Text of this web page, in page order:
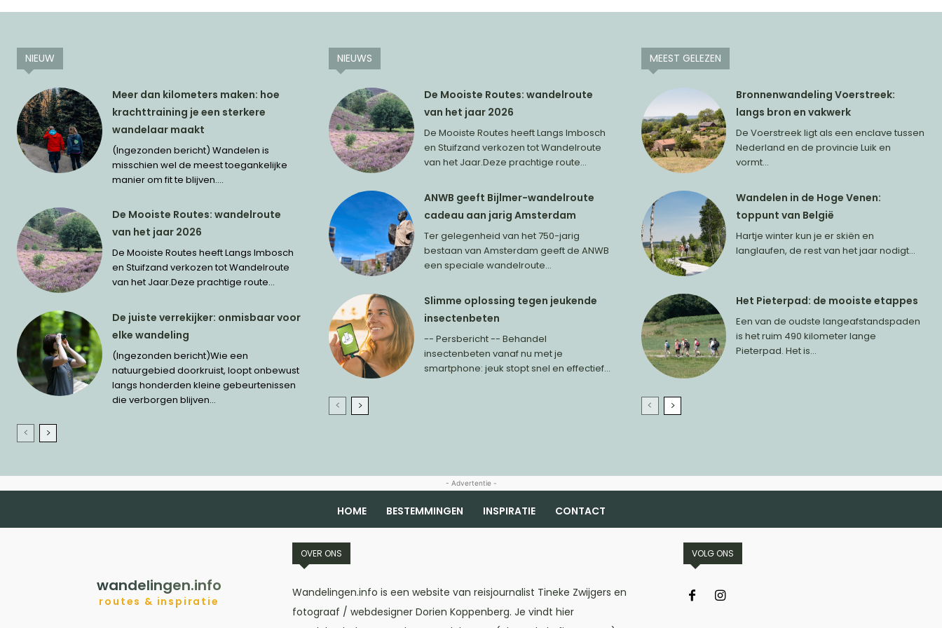
NIEUW
Meer dan kilometers maken: hoe
krachttraining je een sterkere
wandelaar maakt
(Ingezonden bericht) Wandelen is
misschien wel de meest toegankelijke
manier om fit te blijven....
De Mooiste Routes: wandelroute
van het jaar 2026
De Mooiste Routes heeft Langs Imbosch
en Stuifzand verkozen tot Wandelroute
van het Jaar.Deze prachtige route...
De juiste verrekijker: onmisbaar voor
elke wandeling
(Ingezonden bericht)Wie een
natuurgebied doorkruist, loopt onbewust
langs honderden kleine gebeurtenissen
die verborgen blijven...
NIEUWS
De Mooiste Routes: wandelroute
van het jaar 2026
De Mooiste Routes heeft Langs Imbosch
en Stuifzand verkozen tot Wandelroute
van het Jaar.Deze prachtige route...
ANWB geeft Bijlmer-wandelroute
cadeau aan jarig Amsterdam
Ter gelegenheid van het 750-jarig
bestaan van Amsterdam geeft de ANWB
een speciale wandelroute...
Slimme oplossing tegen jeukende
insectenbeten
-- Persbericht -- Behandel
insectenbeten vanaf nu met je
smartphone: jeuk stopt snel en effectief...
MEEST GELEZEN
Bronnenwandeling Voerstreek:
langs bron en vakwerk
De Voerstreek ligt als een enclave tussen
Nederland en de provincie Luik en
vormt...
Wandelen in de Hoge Venen:
toppunt van België
Hartje winter kun je er skiën en
langlaufen, de rest van het jaar nodigt...
Het Pieterpad: de mooiste etappes
Een van de oudste langeafstandspaden
is het ruim 490 kilometer lange
Pieterpad. Het is...
- Advertentie -
HOME BESTEMMINGEN INSPIRATIE CONTACT
wandelingen.info
routes & inspiratie
OVER ONS
Wandelingen.info is een website van reisjournalist Tineke Zwijgers en
fotograaf / webdesigner Dorien Koppenberg. Je vindt hier
VOLG ONS